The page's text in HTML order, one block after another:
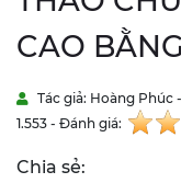
CAO BẰNG
Tác giả: Hoàng Phúc -
1.553 - Đánh giá:
Chia sẻ: